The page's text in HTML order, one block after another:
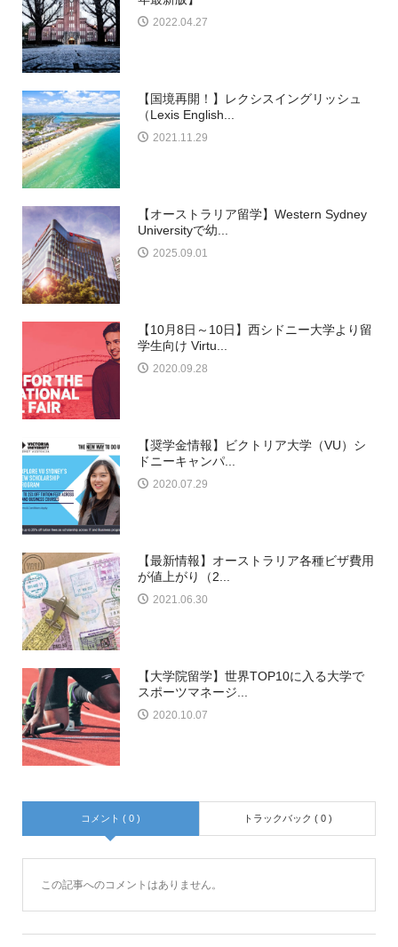
2022.04.27
【国境再開！】レクシスイングリッシュ
（Lexis English...
2021.11.29
【オーストラリア留学】Western Sydney
Universityで幼...
2025.09.01
【10月8日～10日】西シドニー大学より留
学生向け Virtu...
2020.09.28
【奨学金情報】ビクトリア大学（VU）シ
ドニーキャンパ...
2020.07.29
【最新情報】オーストラリア各種ビザ費用
が値上がり（2...
2021.06.30
【大学院留学】世界TOP10に入る大学で
スポーツマネージ...
2020.10.07
コメント ( 0 ) トラックバック ( 0 )
この記事へのコメントはありません。